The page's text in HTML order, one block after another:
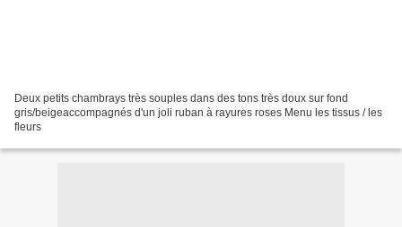
Deux petits chambrays très souples dans des tons très doux sur fond
gris/beigeaccompagnés d'un joli ruban à rayures roses Menu les tissus / les
fleurs